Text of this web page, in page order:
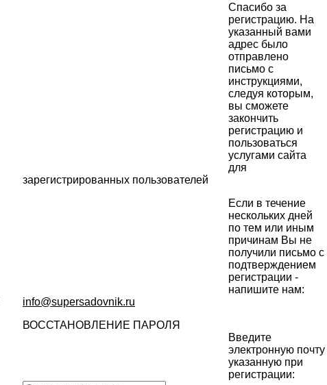
Спасибо за
регистрацию. На
указанный вами
адрес было
отправлено
письмо с
инструкциями,
следуя которым,
вы сможете
закончить
регистрацию и
пользоваться
услугами сайта
для
зарегистрированных пользователей
Если в течение
нескольких дней
по тем или иным
причинам Вы не
получили письмо с
подтверждением
регистрации -
напишите нам:
info@supersadovnik.ru
ВОССТАНОВЛЕНИЕ ПАРОЛЯ
Введите
электронную почту
указанную при
регистрации: